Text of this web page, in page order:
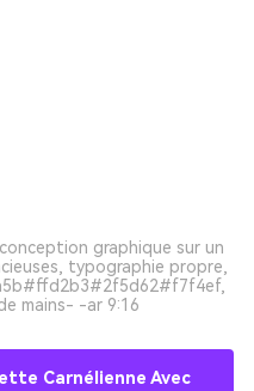
graphique sur un
typographie propre,
mains- -ar 9:16
Carnélienne Avec